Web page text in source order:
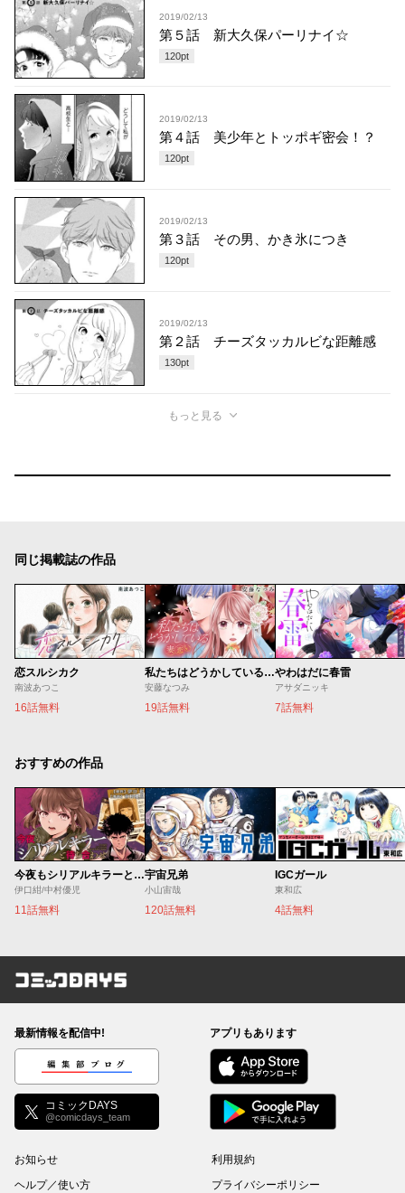
2019/02/13
第５話 新大久保パーリナイ☆
120pt
2019/02/13
第４話 美少年とトッポギ密会！？
120pt
2019/02/13
第３話 その男、かき氷につき
120pt
2019/02/13
第２話 チーズタッカルビな距離感
130pt
もっと見る
同じ掲載誌の作品
恋スルシカク
南波あつこ
16話無料
私たちはどうかしている 妻恋い
安藤なつみ
19話無料
やわはだに春雷
アサダニッキ
7話無料
おすすめの作品
今夜もシリアルキラーと待ち合わせ
伊口紺/中村優児
11話無料
宇宙兄弟
小山宙哉
120話無料
IGCガール
東和広
4話無料
コミックDAYS
最新情報を配信中!
編集部ブログ
コミックDAYS
@comicdays_team
アプリもあります
お知らせ
ヘルプ／使い方
利用規約
プライバシーポリシー